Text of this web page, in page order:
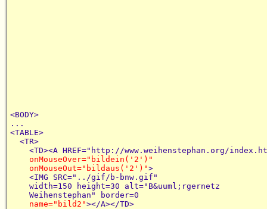
<BODY>
...
<TABLE>
  <TR>
<TD><A HREF="http://www.weihenstephan.org/
onMouseOver="bildein('2')"
    onMouseOut="bildaus('2')"
>
    <IMG SRC="../gif/b-bnw.gif"
    width=150 height=30 alt="B&uuml;rgernetz
    Weihenstephan" border=0
name="bild2"></A></TD>